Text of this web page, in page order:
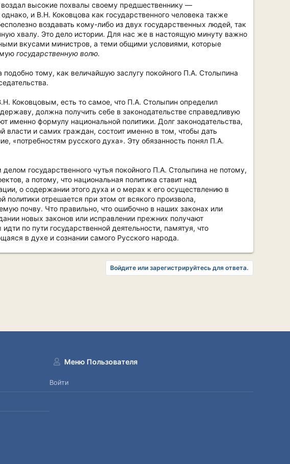
высокие похвалы своему предшественнику —
и В.Н. Коковцова как государственного человека также
воздавать кому-либо из двух государственных людей, так
хвалу. Это дело истории. Для нас же в настоящую минуту важно
вкусами министров, а теми общими условиями, которые
государственную волю.
тому, как величайшую заслугу покойного П.А. Столыпина
Коковцовым, есть то самое, что П.А. Столыпин определил
должна получить себе в законодательстве справедливую
именно формулу национальной политики. Долг законодательства,
власти и самих граждан, состоит именно в том, чтобы дать
«потребностям русского духа». Эту обязанность понял П.А.
государственного чутья покойного П.А. Столыпина не потому,
а потому, что национальная политика ставит над
о содержании этого духа и о мерах к его осуществлению в
политики отрешается при этом от всякого произвола,
почву. Что правильно, что ошибочно в наших законах или
новых законов или исправлении прежних получают
по пути государственной деятельности, памятуя, что
в духе и сознании самого Русского народа.
Войдите или зарегистрируйтесь для ответа.
Меню Пользователя
Войти